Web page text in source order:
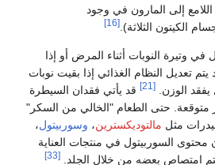
اللامع إلى المارون في وجود
[16]
وتيرة النوبات أثناء المرض أو إذا
يتم تعديل النظام الغذائي إذا بقيت نوبات
يفقد الوزن. [21]
قد يأتي فقدان السيطرة
متوقعة. حتى الطعام "الخالي من السكر"
مثل مالتوديكسترين، وسوربيتول،
محتوى السوربيتول في منتجات العناية
امتصاص بعضه من خلال الجلد. [33]